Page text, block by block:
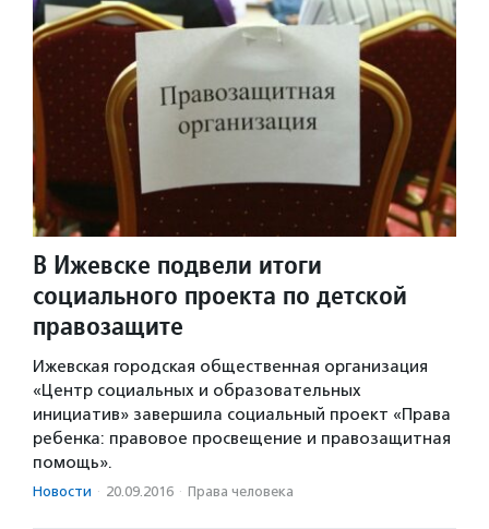
В Ижевске подвели итоги
социального проекта по детской
правозащите
Ижевская городская общественная организация
«Центр социальных и образовательных
инициатив» завершила социальный проект «Права
ребенка: правовое просвещение и правозащитная
помощь».
Новости · 20.09.2016 · Права человека